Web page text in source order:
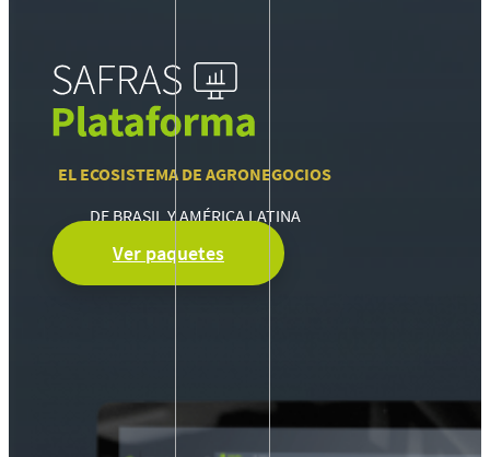
EL ECOSISTEMA DE AGRONEGOCIOS
DE BRASIL Y AMÉRICA LATINA
Ver paquetes